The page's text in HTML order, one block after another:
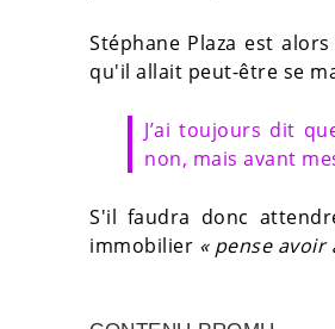
Stéphane Plaza est
qu'il allait peut-être se
J’ai toujours dit
non, mais avant
S'il faudra donc
immobilier « pense avoir